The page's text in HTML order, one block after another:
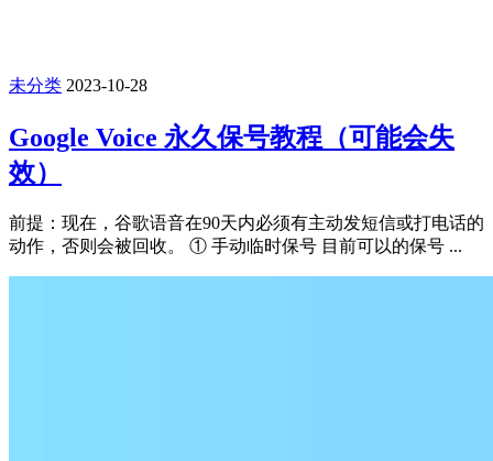
未分类 2023-10-28
Google Voice 永久保号教程（可能会失
效）
前提：现在，谷歌语音在90天内必须有主动发短信或打电话的
动作，否则会被回收。 ① 手动临时保号 目前可以的保号 ...